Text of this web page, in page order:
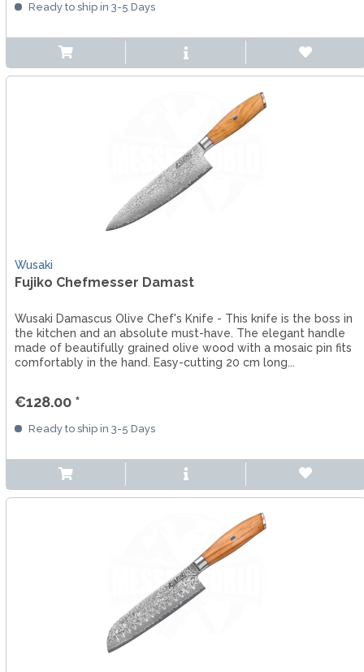
Ready to ship in 3-5 Days
Wusaki
Fujiko Chefmesser Damast
Wusaki Damascus Olive Chef's Knife - This knife is the boss in
the kitchen and an absolute must-have. The elegant handle
made of beautifully grained olive wood with a mosaic pin fits
comfortably in the hand. Easy-cutting 20 cm long...
€128.00 *
Ready to ship in 3-5 Days